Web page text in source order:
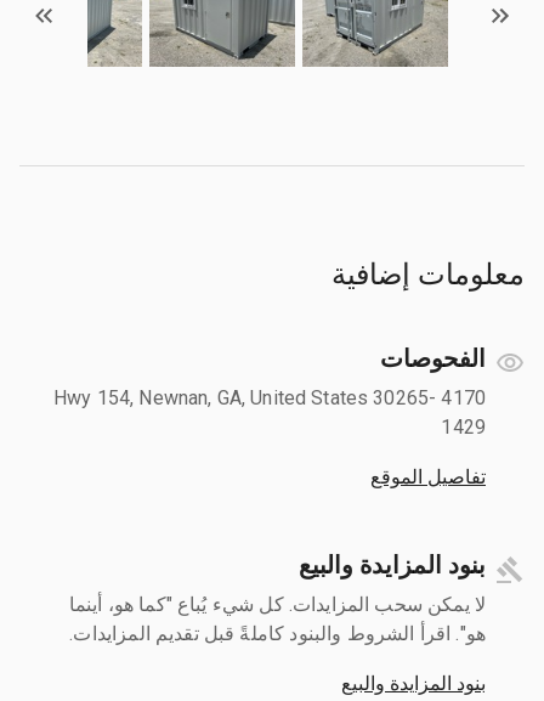
معلومات إضافية
الفحوصات
4170 Hwy 154, Newnan, GA, United States 30265-
1429
تفاصيل الموقع
بنود المزايدة والبيع
لا يمكن سحب المزايدات. كل شيء يُباع "كما هو، أينما
هو". اقرأ الشروط والبنود كاملةً قبل تقديم المزايدات.
بنود المزايدة والبيع